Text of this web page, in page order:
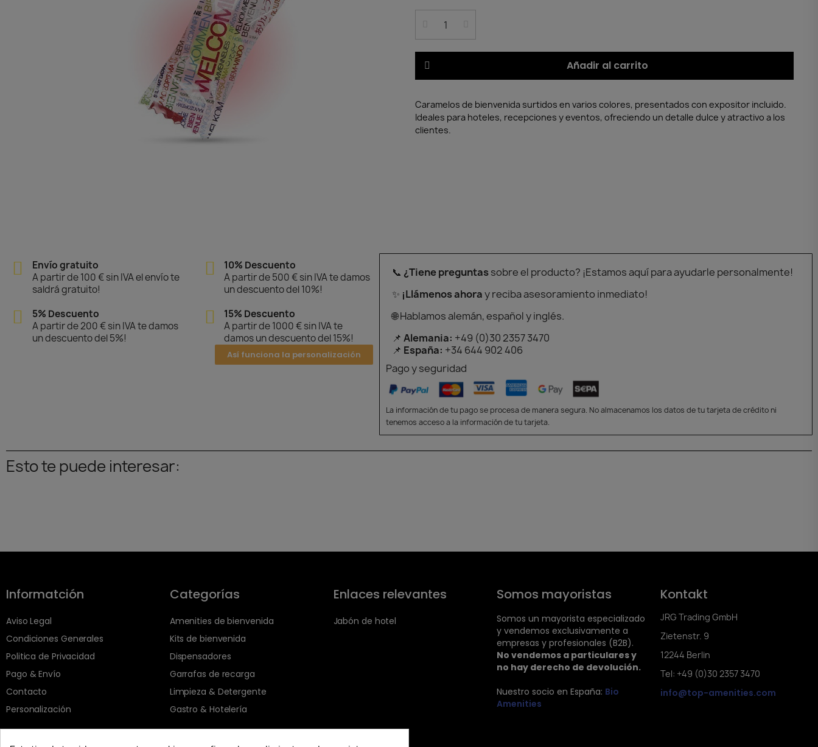
Añadir al carrito
Caramelos de bienvenida surtidos en varios colores, presentados con expositor incluido.
Ideales para hoteles, recepciones y eventos, ofreciendo un detalle dulce y atractivo a los
clientes.
Envío gratuito
A partir de 100 € sin IVA el envío te
saldrá gratuito!
5% Descuento
A partir de 200 € sin IVA te damos
un descuento del 5%!
10% Descuento
A partir de 500 € sin IVA te damos
un descuento del 10%!
15% Descuento
A partir de 1000 € sin IVA te
damos un descuento del 15%!
Así funciona la personalización
📞 ¿Tiene preguntassobre el producto? ¡Estamos aquí para ayudarle personalmente!
✨ ¡Llámenos ahoray reciba asesoramiento inmediato!
🌐 Hablamos alemán, español y inglés.
📌 Alemania: +49 (0)30 2357 3470
📌 España: +34 644 902 406
Pago y seguridad
La información de tu pago se procesa de manera segura. No almacenamos los datos de tu tarjeta de crédito ni
tenemos acceso a la información de tu tarjeta.
Esto te puede interesar:
Informatción
Aviso Legal
Condiciones Generales
Politica de Privacidad
Pago & Envío
Contacto
Personalización
Categorías
Amenities de bienvenida
Kits de bienvenida
Dispensadores
Garrafas de recarga
Limpieza & Detergente
Gastro & Hotelería
Enlaces relevantes
Jabón de hotel
Somos mayoristas
Somos un mayorista especializado
y vendemos exclusivamente a
empresas y profesionales (B2B).
No vendemos a particulares y
no hay derecho de devolución.
Nuestro socio en España: Bio
Amenities
Kontakt
JRG Trading GmbH
Zietenstr. 9
12244 Berlin
Tel: +49 (0)30 2357 3470
info@top-amenities.com